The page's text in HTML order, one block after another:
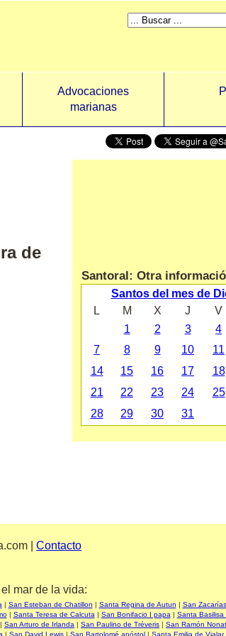
Advocaciones
marianas
de
Santoral: Otra
Santos del mes de
L
M X J V
1
2 3 4
7
8 9 10 11
14
15 16 17 18
21
22 23 24 25
28
29 30 31
| Contacto
mar de la vida:
| San Esteban de Chatillon | Santa Regina de Autun | San
| Santa Teresa de Calcuta | San Bonifacio I papa | Santa Basilisa
| San Arturo de Irlanda | San Paulino de Tréveris | San Ramón
| San David Lewis| San Bartolomé apóstol| Santa Emilia de Vialar